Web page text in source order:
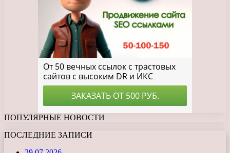
ПОПУЛЯРНЫЕ НОВОСТИ
ПОСЛЕДНИЕ ЗАПИСИ